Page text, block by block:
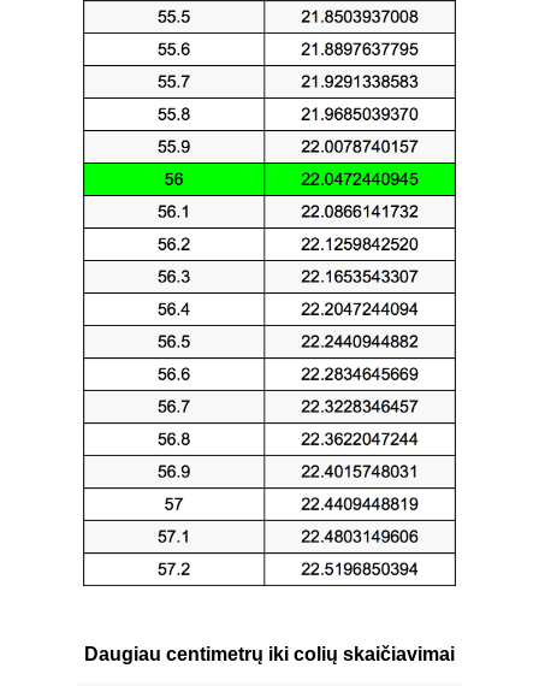
Daugiau centimetrų iki colių skaičiavimai